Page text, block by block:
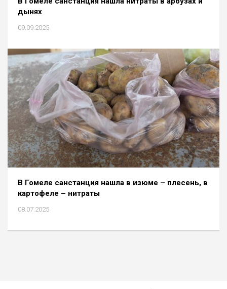
дынях
09.09.2025
В Гомеле санстанция нашла в изюме – плесень, в
картофеле – нитраты
08.07.2025